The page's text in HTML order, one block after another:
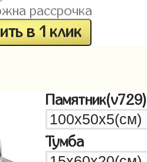
рассрочка
в 1 клик
Памятник(v729)
Тумба